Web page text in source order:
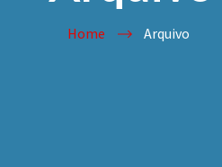
Home Arquivo